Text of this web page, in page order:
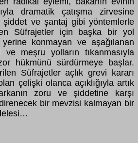
dramatik çatışma zirvesine
şiddet ve şantaj gibi yöntemlerle
Süfrajetler için başka bir yol
yerine konmayan ve aşağılanan
meşru yolların tıkanmasıyla
hükmünü sürdürmeye başlar.
Süfrajetler açlık grevi kararı
çelişki olanca açıklığıyla artık
zoru ve şiddetine karşı
bir mevzisi kalmayan bir